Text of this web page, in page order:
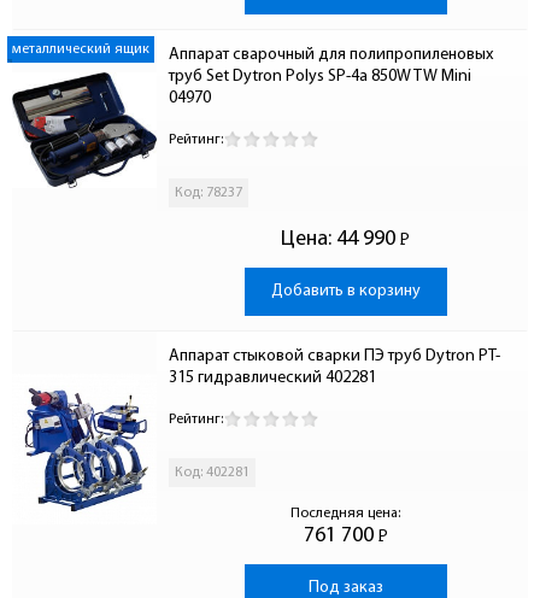
металлический ящик
Аппарат сварочный для полипропиленовых
труб Set Dytron Polys SP-4a 850W TW Mini
04970
Рейтинг:
Код: 78237
Цена: 44 990 Р
-
Добавить в корзину
Аппарат стыковой сварки ПЭ труб Dytron PT-
315 гидравлический 402281
Рейтинг:
Код: 402281
Последняя цена:
761 700 Р
-
Под заказ